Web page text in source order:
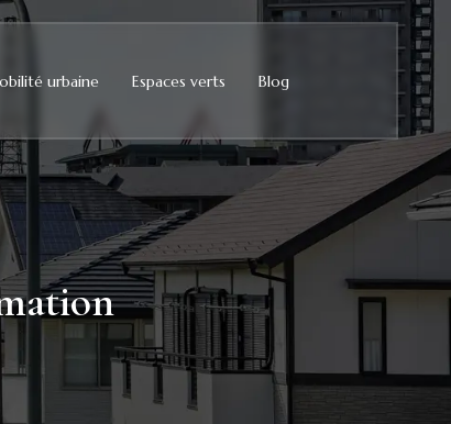
urbaine Espaces verts Blog